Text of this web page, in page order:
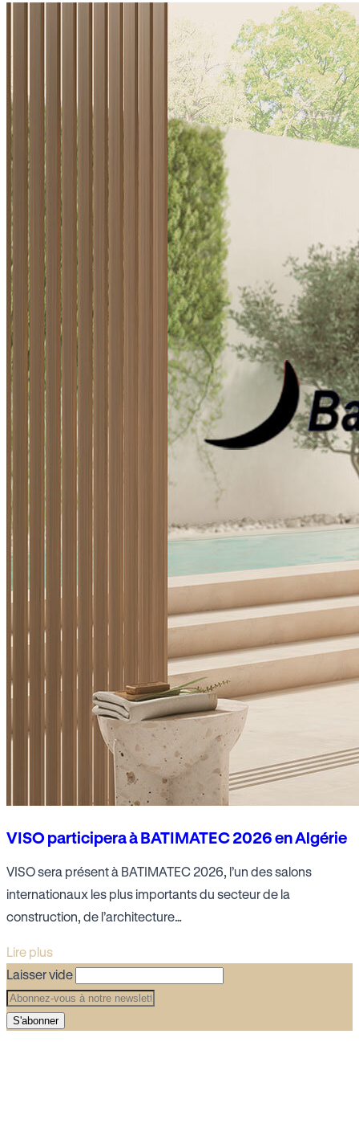
VISO participera à BATIMATEC 2026 en Algérie
VISO sera présent à BATIMATEC 2026, l’un des salons
internationaux les plus importants du secteur de la
construction, de l’architecture…
Lire plus
Laisser vide
S'abonner